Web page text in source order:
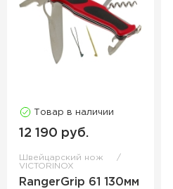
Товар в наличии
12 190 руб.
Швейцарский нож
VICTORINOX
RangerGrip 61 130мм